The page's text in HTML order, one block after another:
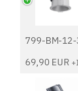
799-BM-12-
69,90 EUR